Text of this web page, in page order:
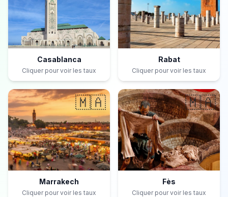
Casablanca
Cliquer pour voir les taux
Rabat
Cliquer pour voir les taux
🇲🇦
Marrakech
Cliquer pour voir les taux
🇲🇦
Fès
Cliquer pour voir les taux